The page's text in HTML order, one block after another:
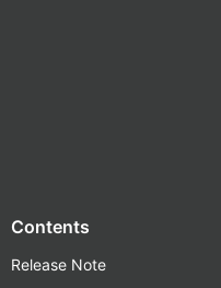
Contents
Release Note